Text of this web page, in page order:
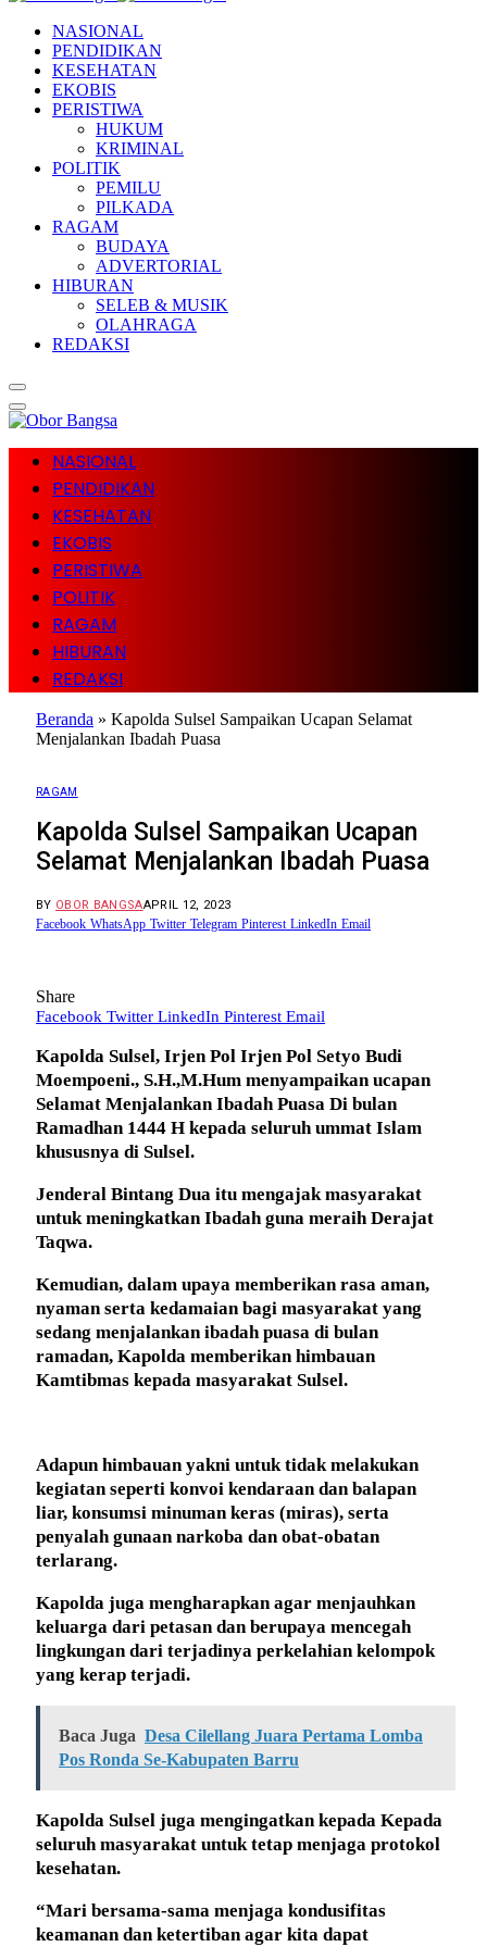
NASIONAL
PENDIDIKAN
KESEHATAN
EKOBIS
PERISTIWA
HUKUM
KRIMINAL
POLITIK
PEMILU
PILKADA
RAGAM
BUDAYA
ADVERTORIAL
HIBURAN
SELEB & MUSIK
OLAHRAGA
REDAKSI
NASIONAL
PENDIDIKAN
KESEHATAN
EKOBIS
PERISTIWA
POLITIK
RAGAM
HIBURAN
REDAKSI
Beranda » Kapolda Sulsel Sampaikan Ucapan Selamat
Menjalankan Ibadah Puasa
RAGAM
Kapolda Sulsel Sampaikan Ucapan
Selamat Menjalankan Ibadah Puasa
BY OBOR BANGSAAPRIL 12, 2023
Facebook WhatsApp Twitter Telegram Pinterest LinkedIn Email
Share
Facebook Twitter LinkedIn Pinterest Email
Kapolda Sulsel, Irjen Pol Irjen Pol Setyo Budi
Moempoeni., S.H.,M.Hum menyampaikan ucapan
Selamat Menjalankan Ibadah Puasa Di bulan
Ramadhan 1444 H kepada seluruh ummat Islam
khususnya di Sulsel.
Jenderal Bintang Dua itu mengajak masyarakat
untuk meningkatkan Ibadah guna meraih Derajat
Taqwa.
Kemudian, dalam upaya memberikan rasa aman,
nyaman serta kedamaian bagi masyarakat yang
sedang menjalankan ibadah puasa di bulan
ramadan, Kapolda memberikan himbauan
Kamtibmas kepada masyarakat Sulsel.
Adapun himbauan yakni untuk tidak melakukan
kegiatan seperti konvoi kendaraan dan balapan
liar, konsumsi minuman keras (miras), serta
penyalah gunaan narkoba dan obat-obatan
terlarang.
Kapolda juga mengharapkan agar menjauhkan
keluarga dari petasan dan berupaya mencegah
lingkungan dari terjadinya perkelahian kelompok
yang kerap terjadi.
Baca Juga Desa Cilellang Juara Pertama Lomba
Pos Ronda Se-Kabupaten Barru
Kapolda Sulsel juga mengingatkan kepada Kepada
seluruh masyarakat untuk tetap menjaga protokol
kesehatan.
“Mari bersama-sama menjaga kondusifitas
keamanan dan ketertiban agar kita dapat